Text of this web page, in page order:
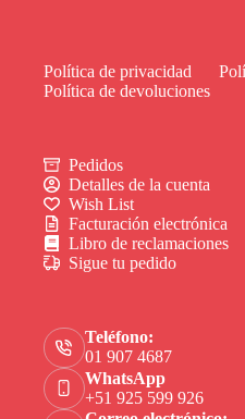
Política de privacidad
Política de devoluciones
Pedidos
Detalles de la cuenta
Wish List
Facturación electrónica
Libro de reclamaciones
Sigue tu pedido
Teléfono:
01 907 4687
WhatsApp
+51 925 599 926